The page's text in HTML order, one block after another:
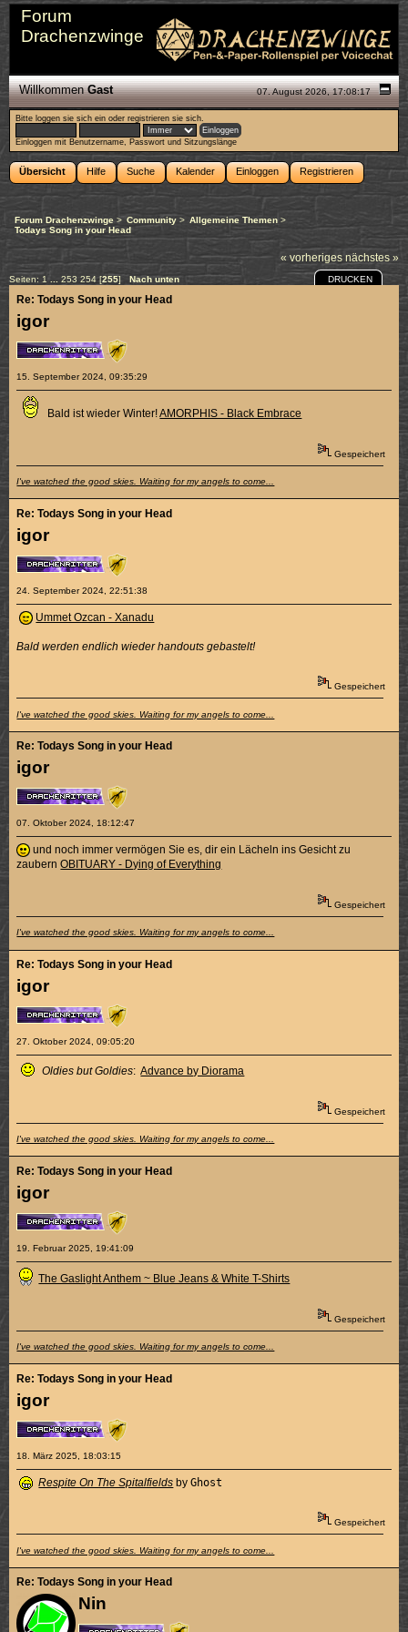
Forum
Drachenzwinge
07. August 2026, 17:08:17
WillkommenGast
Bitte loggen sie sich ein oderregistrieren sie sich.
Einloggen mit Benutzername, Passwort und Sitzungslänge
Übersicht Hilfe Suche Kalender Einloggen Registrieren
Forum Drachenzwinge > Community> Allgemeine Themen>
Todays Song in your Head
« vorheriges nächstes »
Seiten: 1 ... 253 254[255]Nach unten DRUCKEN
igor
15. September 2024, 09:35:29
Re: Todays Song in your Head
Bald ist wieder Winter!AMORPHIS - Black Embrace
Gespeichert
I've watched the good skies. Waiting for my angels to come...
igor
24. September 2024, 22:51:38
Re: Todays Song in your Head
Ummet Ozcan - Xanadu
Bald werden endlich wieder handouts gebastelt!
Gespeichert
I've watched the good skies. Waiting for my angels to come...
igor
07. Oktober 2024, 18:12:47
Re: Todays Song in your Head
und noch immer vermögen Sie es, dir ein Lächeln ins Gesicht zu
zaubernOBITUARY - Dying of Everything
Gespeichert
I've watched the good skies. Waiting for my angels to come...
igor
27. Oktober 2024, 09:05:20
Re: Todays Song in your Head
Oldies but Goldies:Advance by Diorama
Gespeichert
I've watched the good skies. Waiting for my angels to come...
igor
19. Februar 2025, 19:41:09
Re: Todays Song in your Head
The Gaslight Anthem ~ Blue Jeans & White T-Shirts
Gespeichert
I've watched the good skies. Waiting for my angels to come...
igor
18. März 2025, 18:03:15
Re: Todays Song in your Head
Respite On The Spitalfields byGhost
Gespeichert
I've watched the good skies. Waiting for my angels to come...
Nin
Re: Todays Song in your Head